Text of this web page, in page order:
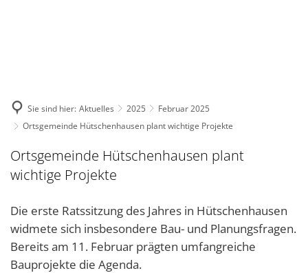
Sie sind hier: Aktuelles 2025
Februar 2025
Ortsgemeinde Hütschenhausen plant wichtige Projekte
Ortsgemeinde Hütschenhausen plant
wichtige Projekte
Die erste Ratssitzung des Jahres in Hütschenhausen
widmete sich insbesondere Bau- und Planungsfragen.
Bereits am 11. Februar prägten umfangreiche
Bauprojekte die Agenda.